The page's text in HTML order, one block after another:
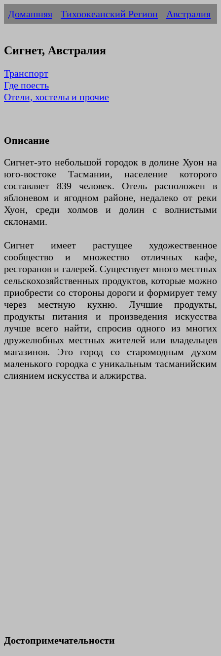
Домашняя Тихоокеанский Регион Австралия
Сигнет, Австралия
Транспорт
Где поесть
Отели, хостелы и прочие
Описание
Сигнет-это небольшой городок в долине Хуон на
юго-востоке Тасмании, население которого
составляет 839 человек. Отель расположен в
яблоневом и ягодном районе, недалеко от реки
Хуон, среди холмов и долин с волнистыми
склонами.
Сигнет имеет растущее художественное
сообщество и множество отличных кафе,
ресторанов и галерей. Существует много местных
сельскохозяйственных продуктов, которые можно
приобрести со стороны дороги и формирует тему
через местную кухню. Лучшие продукты,
продукты питания и произведения искусства
лучше всего найти, спросив одного из многих
дружелюбных местных жителей или владельцев
магазинов. Это город со старомодным духом
маленького городка с уникальным тасманийским
слиянием искусства и алжирства.
Достопримечательности